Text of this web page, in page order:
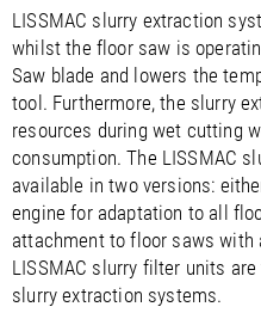
Russian
Viet
LISSMAC slurry extraction
whilst the floor saw is
Saw blade and lowers the
tool. Furthermore, the slurry
resources during wet cutting
consumption. The LISSMAC
available in two versions:
engine for adaptation to all
attachment to floor saws with
LISSMAC slurry filter units
slurry extraction systems.